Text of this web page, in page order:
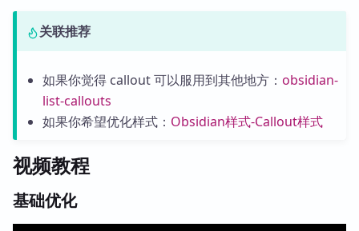
关联推荐
如果你觉得 callout 可以服用到其他地方： obsidian-
list-callouts
如果你希望优化样式： Obsidian样式-Callout样式
视频教程
基础优化